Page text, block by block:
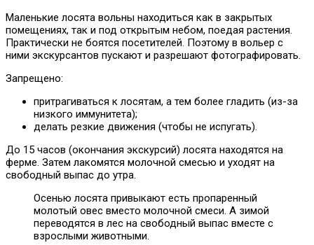
Маленькие лосята вольны находиться как в закрытых
помещениях, так и под открытым небом, поедая растения.
Практически не боятся посетителей. Поэтому в вольер с
ними экскурсантов пускают и разрешают фотографировать.
Запрещено:
притрагиваться к лосятам, а тем более гладить (из-за
низкого иммунитета);
делать резкие движения (чтобы не испугать).
До 15 часов (окончания экскурсий) лосята находятся на
ферме. Затем лакомятся молочной смесью и уходят на
свободный выпас до утра.
Осенью лосята привыкают есть пропаренный
молотый овес вместо молочной смеси. А зимой
переводятся в лес на свободный выпас вместе с
взрослыми животными.